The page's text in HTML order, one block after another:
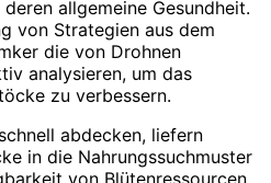
allgemeine Gesundheit.
von Strategien aus dem
die von Drohnen
analysieren, um das
zu verbessern.
abdecken, liefern
in die Nahrungssuchmuster